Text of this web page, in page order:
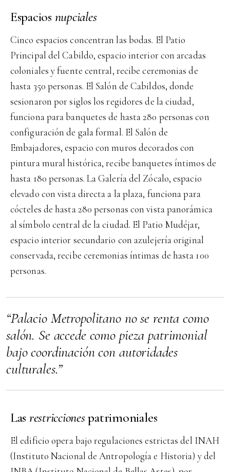
Espacios nupciales
Cinco espacios concentran las bodas. El Patio
Principal del Cabildo, espacio interior con arcadas
coloniales y fuente central, recibe ceremonias de
hasta 350 personas. El Salón de Cabildos, donde
sesionaron por siglos los regidores de la ciudad,
funciona para banquetes de hasta 280 personas con
configuración de gala formal. El Salón de
Embajadores, espacio con muros decorados con
pintura mural histórica, recibe banquetes íntimos de
hasta 180 personas. La Galería del Zócalo, espacio
elevado con vista directa a la plaza, funciona para
cócteles de hasta 280 personas con vista panorámica
al símbolo central de la ciudad. El Patio Mudéjar,
espacio interior secundario con azulejería original
conservada, recibe ceremonias íntimas de hasta 100
personas.
“Palacio Metropolitano no se renta como
salón. Se accede como pieza patrimonial
bajo coordinación con autoridades
culturales.”
Las restriccionespatrimoniales
El edificio opera bajo regulaciones estrictas del INAH
(Instituto Nacional de Antropología e Historia) y del